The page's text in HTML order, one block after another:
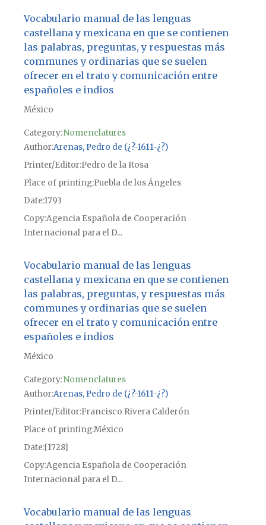
Vocabulario manual de las lenguas
castellana y mexicana en que se contienen
las palabras, preguntas, y respuestas más
communes y ordinarias que se suelen
ofrecer en el trato y comunicación entre
españoles e indios
México
Category:Nomenclatures
Author Arenas, Pedro de (¿?-1611-¿?)
Printer/Editor Pedro de la Rosa
Place of printingPuebla de los Ángeles
Date1793
CopyAgencia Española de Cooperación
Internacional para el D...
Vocabulario manual de las lenguas
castellana y mexicana en que se contienen
las palabras, preguntas, y respuestas más
communes y ordinarias que se suelen
ofrecer en el trato y comunicación entre
españoles e indios
México
Category:Nomenclatures
Author Arenas, Pedro de (¿?-1611-¿?)
Printer/Editor Francisco Rivera Calderón
Place of printingMéxico
Date [1728]
CopyAgencia Española de Cooperación
Internacional para el D...
Vocabulario manual de las lenguas